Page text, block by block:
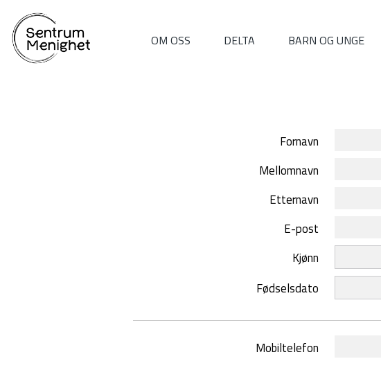
OM OSS DELTA BARN OG UNGE
Fornavn
Mellomnavn
Etternavn
E-post
Kjønn
Fødselsdato
Mobiltelefon